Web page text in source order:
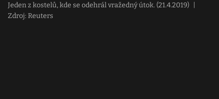
Jeden z kostelů, kde se odehrál vražedný útok. (21.4.2019)
Zdroj: Reuters